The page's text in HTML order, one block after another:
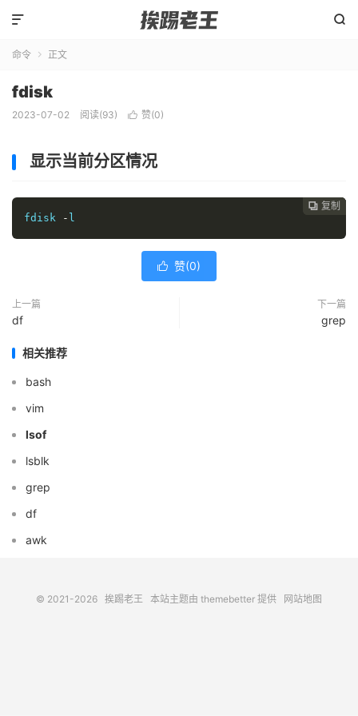


命令  正文
fdisk
2023-07-02 阅读(93)  赞(0)
显示当前分区情况
 复制
 复制
 复制
fdisk
- l
 赞(0)
上一篇
df
下一篇
grep
相关推荐
bash
vim
lsof
lsblk
grep
df
awk
© 2021-2026 挨踢老王 本站主题由 themebetter 提供 网站地图